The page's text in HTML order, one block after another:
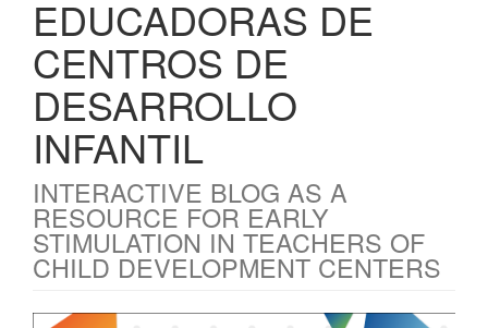
EDUCADORAS DE
CENTROS DE
DESARROLLO
INFANTIL
INTERACTIVE BLOG AS A
RESOURCE FOR EARLY
STIMULATION IN TEACHERS OF
CHILD DEVELOPMENT CENTERS